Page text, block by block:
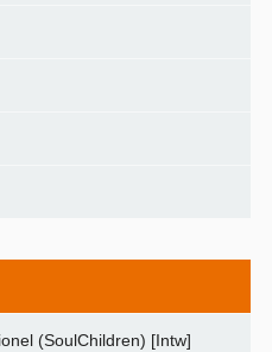
(SoulChildren) [Intw]